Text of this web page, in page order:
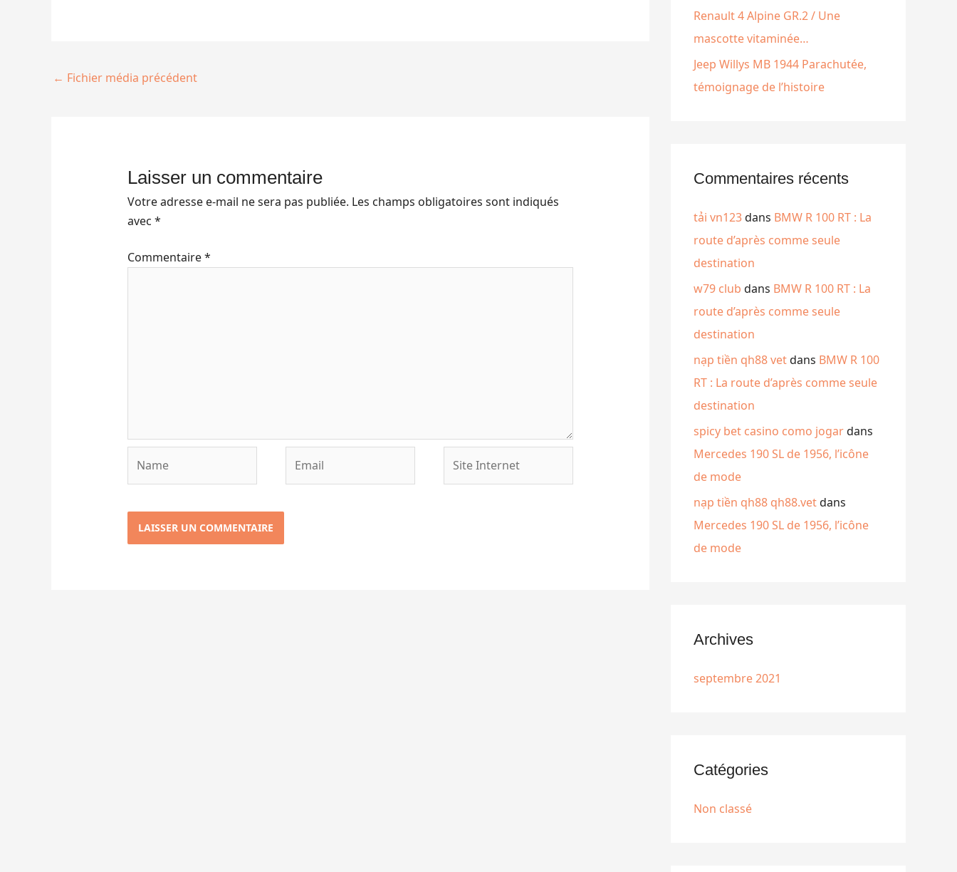
← Fichier média précédent
Laisser un commentaire
Votre adresse e-mail ne sera pas publiée. Les champs obligatoires sont indiqués
avec *
Commentaire*
Internet
Renault 4 Alpine GR.2 / Une
mascotte vitaminée…
Jeep Willys MB 1944 Parachutée,
témoignage de l’histoire
Commentaires récents
tải vn123dans BMW R 100 RT : La
route d’après comme seule
destination
w79 club dans BMW R 100 RT : La
route d’après comme seule
destination
nạp tiền qh88 vetdans BMW R 100
RT : La route d’après comme seule
destination
spicy bet casino como jogardans
Mercedes 190 SL de 1956, l’icône
de mode
nạp tiền qh88 qh88.vetdans
Mercedes 190 SL de 1956, l’icône
de mode
Archives
septembre 2021
Catégories
Non classé